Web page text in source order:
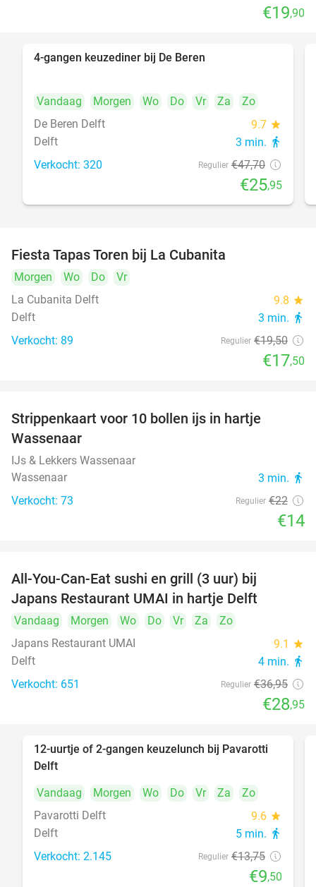
€19,90
4-gangen keuzediner bij De Beren
Vandaag Morgen Wo Do Vr Za
Zo
De Beren Delft
9.7 star
Delft 3 min. directions_walk
Verkocht: 320 Regulier €47,70
€25,95
Fiesta Tapas Toren bij La Cubanita
Morgen Wo Do
Vr
La Cubanita Delft
9.8 star
Delft 3 min. directions_walk
Verkocht: 89 Regulier €19,50
€17,50
Strippenkaart voor 10 bollen ijs in hartje
Wassenaar
IJs & Lekkers Wassenaar
Wassenaar
3 min. directions_walk
Verkocht: 73 Regulier €22
€14
All-You-Can-Eat sushi en grill (3 uur) bij
Japans Restaurant UMAI in hartje Delft
Vandaag Morgen Wo Do Vr Za
Zo
Japans Restaurant UMAI
9.1 star
Delft 4 min. directions_walk
Verkocht: 651 Regulier €36,95
€28,95
31%
12-uurtje of 2-gangen keuzelunch bij Pavarotti
Delft
Vandaag
Morgen Wo Do Vr Za
Zo
Pavarotti Delft
9.6 star
Delft 5 min. directions_walk
Verkocht: 2.145 Regulier €13,75
€9,50